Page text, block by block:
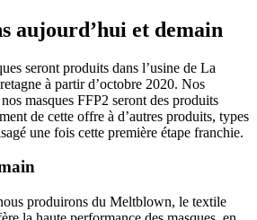
aujourd’hui et demain
seront produits dans l’usine de La
à partir d’octobre 2020. Nos
masques FFP2 seront des produits
de cette offre à d’autres produits, types
une fois cette première étape franchie.
produirons du Meltblown, le textile